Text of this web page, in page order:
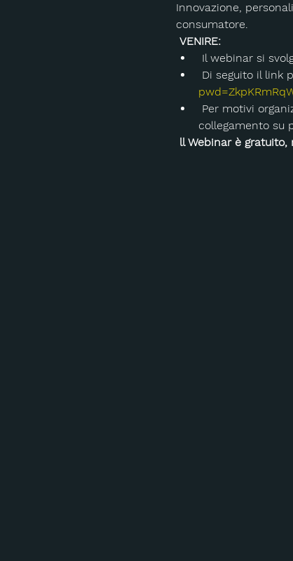
Innovazione,
consumatore.
VENIRE:
Il webinar si
Di seguito il link
collegamento su
ll Webinar è gratuito,